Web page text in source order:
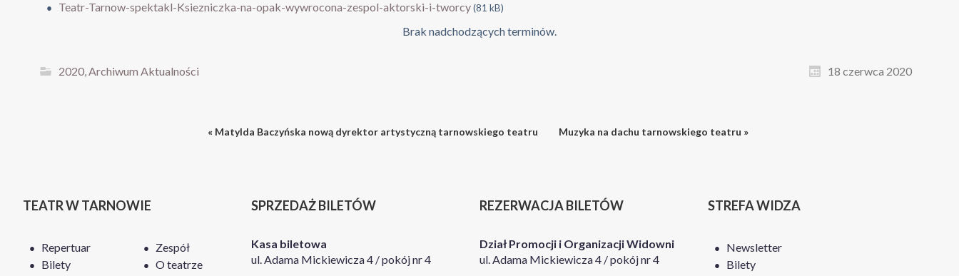
Teatr-Tarnow-spektakl-Ksiezniczka-na-opak-wywrocona-zespol-aktorski-i-tworcy(81 kB)
Brak nadchodzących terminów.
2020,Archiwum Aktualności 18 czerwca 2020
« Matylda Baczyńska nową dyrektor artystyczną tarnowskiego teatru Muzyka na dachu tarnowskiego teatru »
TEATR W TARNOWIE
Repertuar
Bilety
Zespół
O teatrze
SPRZEDAŻ BILETÓW
Kasa biletowa
ul. Adama Mickiewicza 4 / pokój nr 4
REZERWACJA BILETÓW
Dział Promocji i Organizacji Widowni
ul. Adama Mickiewicza 4 / pokój nr 4
STREFA WIDZA
Newsletter
Bilety